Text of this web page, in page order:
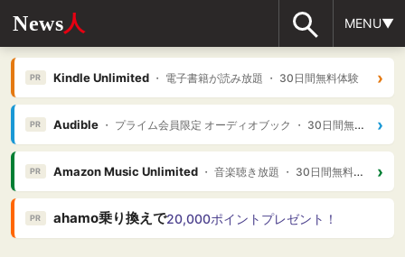
News人 MENU▼
PR Kindle Unlimited・ 電子書籍が読み放題 ・ 30日間無料体験 ›
PR Audible・ プライム会員限定 オーディオブック ・ 30日間無料体験 ›
PR Amazon Music Unlimited・ 音楽聴き放題 ・ 30日間無料体験 ›
PR ahamo乗り換えで20,000ポイントプレゼント！